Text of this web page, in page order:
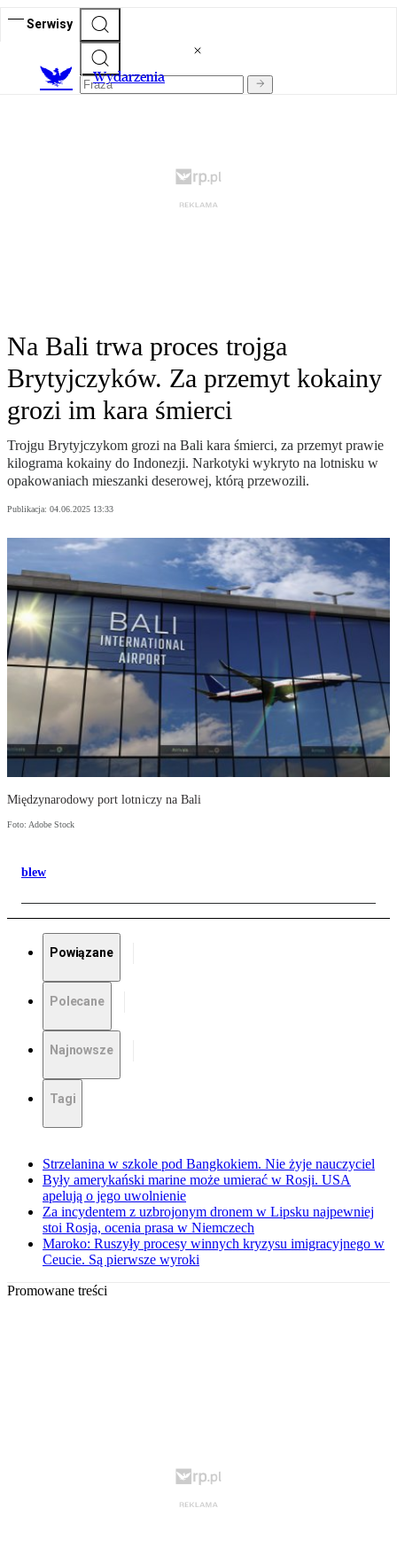
Serwisy
Wydarzenia
Na Bali trwa proces trojga
Brytyjczyków. Za przemyt kokainy
grozi im kara śmierci
Trojgu Brytyjczykom grozi na Bali kara śmierci, za przemyt prawie
kilograma kokainy do Indonezji. Narkotyki wykryto na lotnisku w
opakowaniach mieszanki deserowej, którą przewozili.
Publikacja: 04.06.2025 13:33
Międzynarodowy port lotniczy na Bali
Foto: Adobe Stock
blew
Powiązane
Polecane
Najnowsze
Tagi
Strzelanina w szkole pod Bangkokiem. Nie żyje nauczyciel
Były amerykański marine może umierać w Rosji. USA
apelują o jego uwolnienie
Za incydentem z uzbrojonym dronem w Lipsku najpewniej
stoi Rosja, ocenia prasa w Niemczech
Maroko: Ruszyły procesy winnych kryzysu imigracyjnego w
Ceucie. Są pierwsze wyroki
Promowane treści